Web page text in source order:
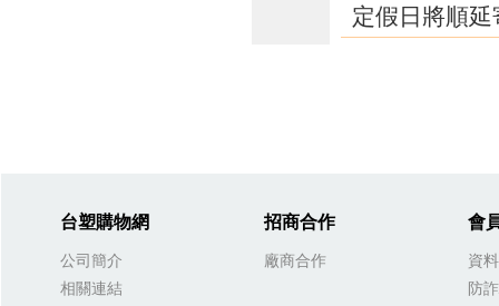
定假日將順延
台塑購物網
公司簡介
相關連結
招商合作
廠商合作
會
資
防